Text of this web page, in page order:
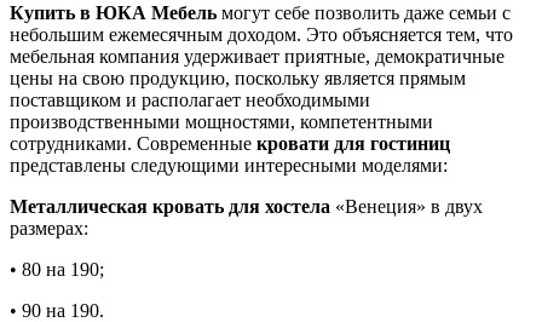
Купить в ЮКА Мебель могут себе позволить даже семьи с
небольшим ежемесячным доходом. Это объясняется тем, что
мебельная компания удерживает приятные, демократичные
цены на свою продукцию, поскольку является прямым
поставщиком и располагает необходимыми
производственными мощностями, компетентными
сотрудниками. Современные кровати для гостиниц
представлены следующими интересными моделями:
Металлическая кровать для хостела «Венеция» в двух
размерах:
• 80 на 190;
• 90 на 190.